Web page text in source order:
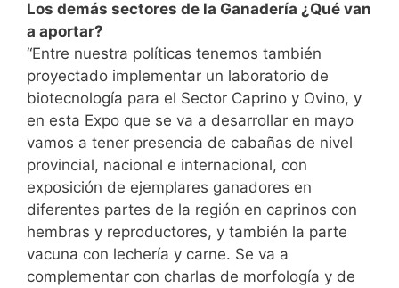
Los demás sectores de la Ganadería ¿Qué van
a aportar?
“Entre nuestra políticas tenemos también
proyectado implementar un laboratorio de
biotecnología para el Sector Caprino y Ovino, y
en esta Expo que se va a desarrollar en mayo
vamos a tener presencia de cabañas de nivel
provincial, nacional e internacional, con
exposición de ejemplares ganadores en
diferentes partes de la región en caprinos con
hembras y reproductores, y también la parte
vacuna con lechería y carne. Se va a
complementar con charlas de morfología y de